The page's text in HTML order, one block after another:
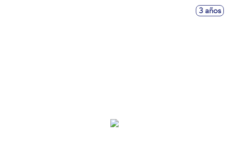
3 años